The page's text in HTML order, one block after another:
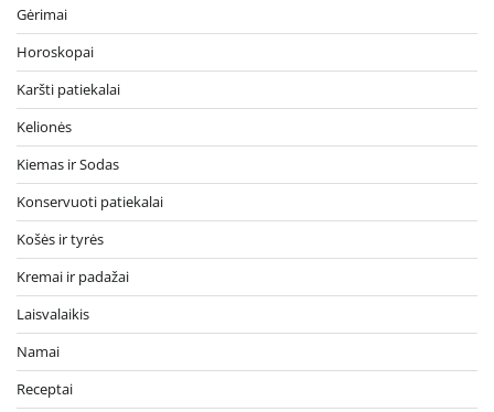
Gėrimai
Horoskopai
Karšti patiekalai
Kelionės
Kiemas ir Sodas
Konservuoti patiekalai
Košės ir tyrės
Kremai ir padažai
Laisvalaikis
Namai
Receptai